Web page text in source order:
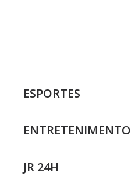
ESPORTES
ENTRETENIMENTO
JR 24H